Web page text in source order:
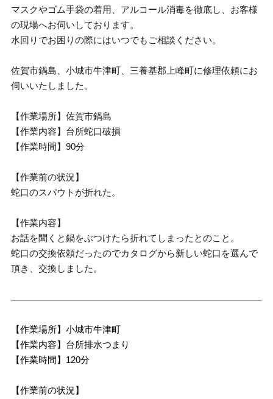
マスクやゴム手袋の着用、アルコール消毒を徹底し、お客様
の現場へお伺いしております。
水回りでお困りの際にはいつでもご相談ください。
佐賀市鍋島、小城市牛津町、三養基郡上峰町に修理依頼にお
伺いいたしました。
【作業場所】佐賀市鍋島
【作業内容】台所蛇口破損
【作業時間】90分
【作業前の状況】
蛇口のスパウトが折れた。
【作業内容】
お話を聞くと鍋をぶつけたら折れてしまったとのこと。
蛇口の交換依頼だったのでカタログから新しい蛇口を選んで
頂き、交換しました。
【作業場所】小城市牛津町
【作業内容】台所排水つまり
【作業時間】120分
【作業前の状況】